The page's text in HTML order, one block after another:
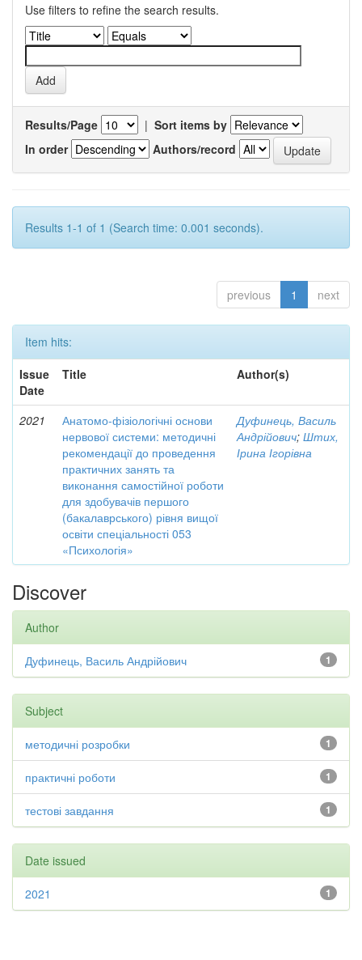
Use filters to refine the search results.
Results/Page | Sort items by
In order
Authors/record
Results 1-1 of 1 (Search time: 0.001 seconds).
previous 1 next
Item hits:
Issue
Date
Title Author(s)
2021
Анатомо-фізіологічні основи
нервової системи: методичні
рекомендації до проведення
практичних занять та
виконання самостійної роботи
для здобувачів першого
(бакалаврського) рівня вищої
освіти спеціальності 053
«Психологія»
Дуфинець, Василь
Андрійович; Штих,
Ірина Ігорівна
Discover
Author
1
Дуфинець, Василь Андрійович
Subject
1
методичні розробки
1
практичні роботи
1
тестові завдання
Date issued
1
2021